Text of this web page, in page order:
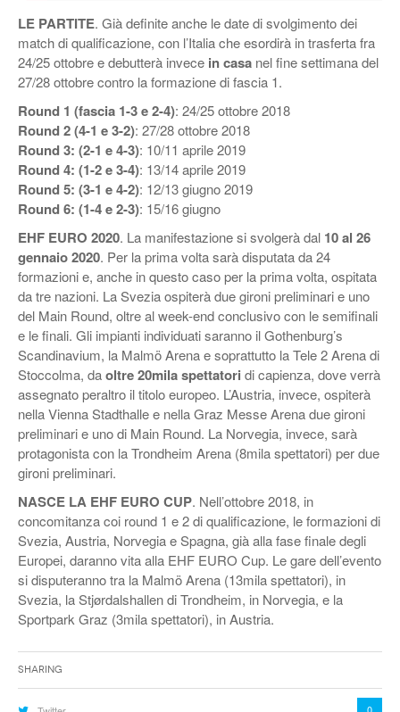
LE PARTITE. Già definite anche le date di svolgimento dei
match di qualificazione, con l’Italia che esordirà in trasferta fra
24/25 ottobre e debutterà invece in casa nel fine settimana del
27/28 ottobre contro la formazione di fascia 1.
Round 1 (fascia 1-3 e 2-4): 24/25 ottobre 2018
Round 2 (4-1 e 3-2): 27/28 ottobre 2018
Round 3: (2-1 e 4-3): 10/11 aprile 2019
Round 4: (1-2 e 3-4): 13/14 aprile 2019
Round 5: (3-1 e 4-2): 12/13 giugno 2019
Round 6: (1-4 e 2-3): 15/16 giugno
EHF EURO 2020. La manifestazione si svolgerà dal 10 al 26
gennaio 2020. Per la prima volta sarà disputata da 24
formazioni e, anche in questo caso per la prima volta, ospitata
da tre nazioni. La Svezia ospiterà due gironi preliminari e uno
del Main Round, oltre al week-end conclusivo con le semifinali
e le finali. Gli impianti individuati saranno il Gothenburg’s
Scandinavium, la Malmö Arena e soprattutto la Tele 2 Arena di
Stoccolma, daoltre 20mila spettatori di capienza, dove verrà
assegnato peraltro il titolo europeo. L’Austria, invece, ospiterà
nella Vienna Stadthalle e nella Graz Messe Arena due gironi
preliminari e uno di Main Round. La Norvegia, invece, sarà
protagonista con la Trondheim Arena (8mila spettatori) per due
gironi preliminari.
NASCE LA EHF EURO CUP. Nell’ottobre 2018, in
concomitanza coi round 1 e 2 di qualificazione, le formazioni di
Svezia, Austria, Norvegia e Spagna, già alla fase finale degli
Europei, daranno vita alla EHF EURO Cup. Le gare dell’evento
si disputeranno tra la Malmö Arena (13mila spettatori), in
Svezia, la Stjørdalshallen di Trondheim, in Norvegia, e la
Sportpark Graz (3mila spettatori), in Austria.
Sharing
0